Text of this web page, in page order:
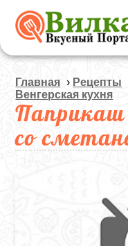
Главная › Рецепты
Венгерская кухня
со